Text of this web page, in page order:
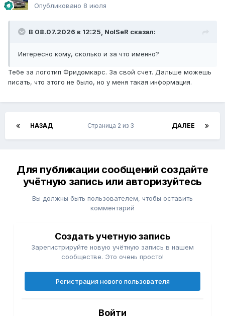
Опубликовано 8 июля
В 08.07.2026 в 12:25, NoISeR сказал:
Интересно кому, сколько и за что именно?
Тебе за логотип Фридомкарс. За свой счет. Дальше можешь
писать, что этого не было, но у меня такая информация.
НАЗАД ДАЛЕЕ
Страница 2 из 3
Для публикации сообщений создайте
учётную запись или авторизуйтесь
Вы должны быть пользователем, чтобы оставить
комментарий
Создать учетную запись
Зарегистрируйте новую учётную запись в нашем
сообществе. Это очень просто!
Регистрация нового пользователя
Войти